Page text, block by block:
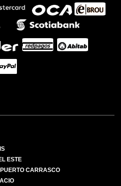
ESTE
CARRASCO